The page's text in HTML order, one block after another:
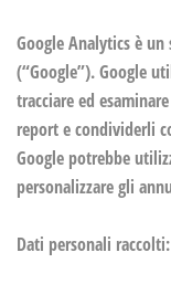
Google Analytics è
(“Google”). Google
tracciare ed
report e condividerli
Google potrebbe
personalizzare gli
Dati personali